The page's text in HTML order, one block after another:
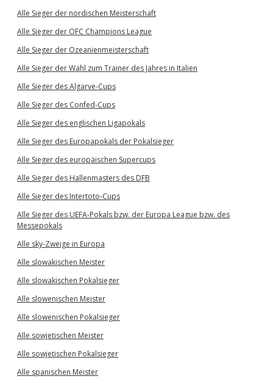
Alle Sieger der nordischen Meisterschaft
Alle Sieger der OFC Champions League
Alle Sieger der Ozeanienmeisterschaft
Alle Sieger der Wahl zum Trainer des Jahres in Italien
Alle Sieger des Algarve-Cups
Alle Sieger des Confed-Cups
Alle Sieger des englischen Ligapokals
Alle Sieger des Europapokals der Pokalsieger
Alle Sieger des europäischen Supercups
Alle Sieger des Hallenmasters des DFB
Alle Sieger des Intertoto-Cups
Alle Sieger des UEFA-Pokals bzw. der Europa League bzw. des
Messepokals
Alle sky-Zweige in Europa
Alle slowakischen Meister
Alle slowakischen Pokalsieger
Alle slowenischen Meister
Alle slowenischen Pokalsieger
Alle sowjetischen Meister
Alle sowjetischen Pokalsieger
Alle spanischen Meister